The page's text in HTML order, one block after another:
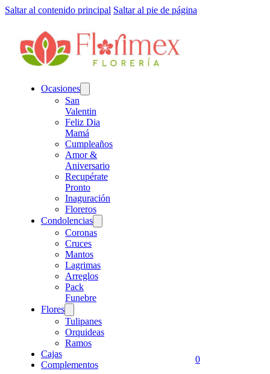
Saltar al contenido principal Saltar al pie de página
Ocasiones
San
Valentin
Feliz Dia
Mamá
Cumpleaños
Amor &
Aniversario
Recupérate
Pronto
Inaguración
Floreros
Condolencias
Coronas
Cruces
Mantos
Lagrimas
Arreglos
Pack
Funebre
Flores
Tulipanes
Orquideas
Ramos
Cajas
Complementos
0